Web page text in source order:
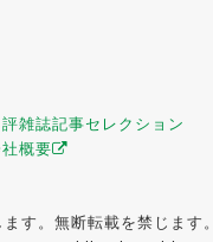
雑誌記事セレクション
概要
す。無断転載を禁じます。